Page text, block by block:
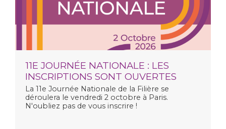
11E JOURNÉE NATIONALE : LES
INSCRIPTIONS SONT OUVERTES
La 11e Journée Nationale de la Filière se
déroulera le vendredi 2 octobre à Paris.
N'oubliez pas de vous inscrire !